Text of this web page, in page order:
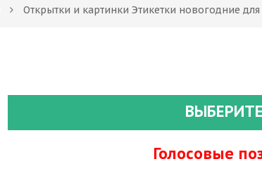
Открытки и картинки Этикетки новогодние
Голосовые